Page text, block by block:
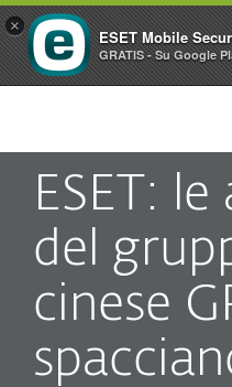
ESET:
del
cinese
×
ESET Mobile
GRATIS - Su Google